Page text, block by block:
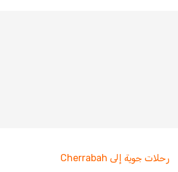
رحلات جوية إلى Cherrabah